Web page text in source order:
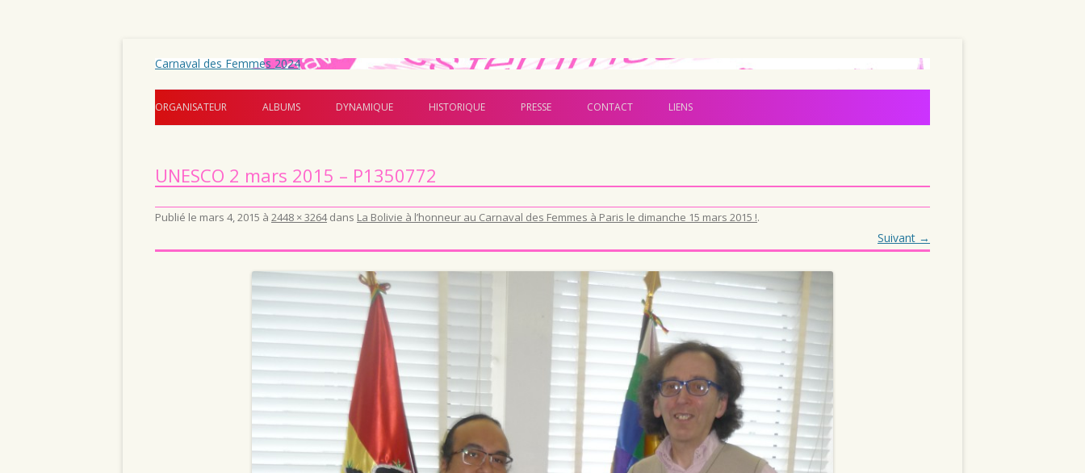
Carnaval des Femmes 2024
Aller au contenu principal
ORGANISATEUR ALBUMS DYNAMIQUE HISTORIQUE PRESSE CONTACT LIENS
UNESCO 2 mars 2015 – P1350772
Publié le mars 4, 2015 à 2448 × 3264dans La Bolivie à l’honneur au Carnaval des Femmes à Paris le dimanche 15 mars 2015 !.
Suivant →